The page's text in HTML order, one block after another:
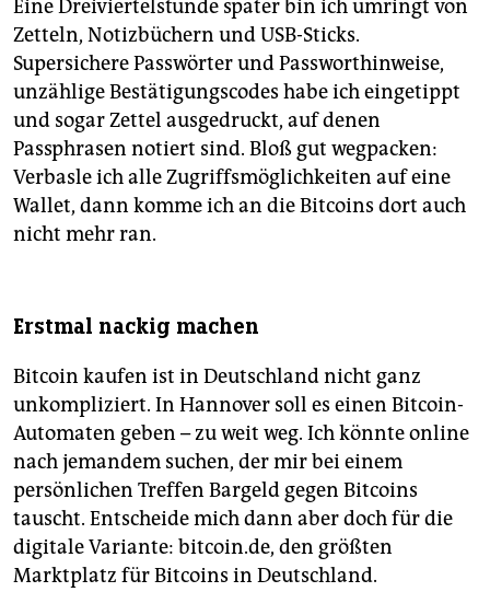
Eine Dreiviertelstunde später bin ich umringt von
Zetteln, Notizbüchern und USB-Sticks.
Supersichere Passwörter und Passworthinweise,
unzählige Bestätigungscodes habe ich eingetippt
und sogar Zettel ausgedruckt, auf denen
Passphrasen notiert sind. Bloß gut wegpacken:
Verbasle ich alle Zugriffsmöglichkeiten auf eine
Wallet, dann komme ich an die Bitcoins dort auch
nicht mehr ran.
Erstmal nackig machen
Bitcoin kaufen ist in Deutschland nicht ganz
unkompliziert. In Hannover soll es einen Bitcoin-
Automaten geben – zu weit weg. Ich könnte online
nach jemandem suchen, der mir bei einem
persönlichen Treffen Bargeld gegen Bitcoins
tauscht. Entscheide mich dann aber doch für die
digitale Variante: bitcoin.de, den größten
Marktplatz für Bitcoins in Deutschland.